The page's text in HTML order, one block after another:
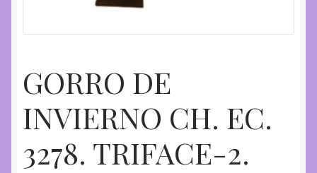
GORRO DE
INVIERNO CH. EC.
3278. TRIFACE-2.